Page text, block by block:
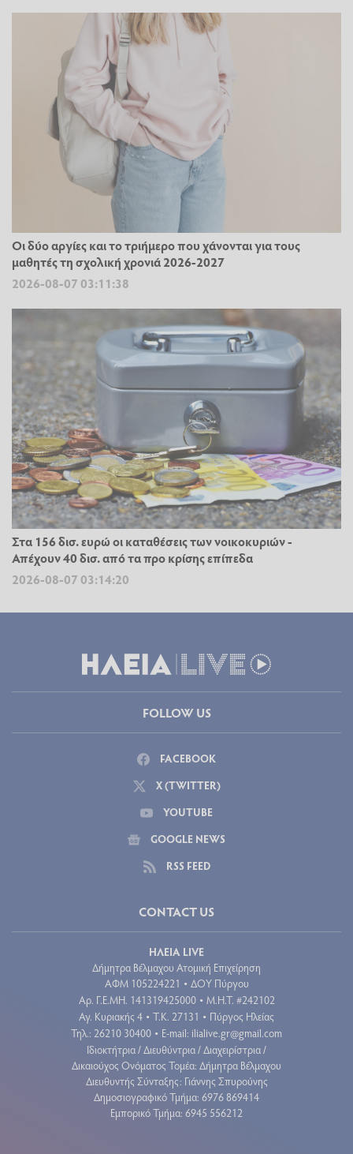
Οι δύο αργίες και το τριήμερο που χάνονται για τους
μαθητές τη σχολική χρονιά 2026-2027
2026-08-07 03:11:38
Στα 156 δισ. ευρώ οι καταθέσεις των νοικοκυριών -
Απέχουν 40 δισ. από τα προ κρίσης επίπεδα
2026-08-07 03:14:20
FOLLOW US
FACEBOOK
X (TWITTER)
YOUTUBE
GOOGLE NEWS
RSS FEED
CONTACT US
ΗΛΕΙΑ LIVE
Δήμητρα Βέλμαχου Ατομική Επιχείρηση
ΑΦΜ 105224221 • ΔΟΥ Πύργου
Aρ. Γ.Ε.ΜΗ. 141319425000 • Μ.Η.Τ. #242102
Αγ. Κυριακής 4 • Τ.Κ. 27131 • Πύργος Ηλείας
Τηλ.: 26210 30400 • E-mail: ilialive.gr@gmail.com
Ιδιοκτήτρια / Διευθύντρια / Διαχειρίστρια /
Δικαιούχος Ονόματος Τομέα: Δήμητρα Βέλμαχου
Διευθυντής Σύνταξης: Γιάννης Σπυρούνης
Δημοσιογραφικό Τμήμα: 6976 869414
Εμπορικό Τμήμα: 6945 556212